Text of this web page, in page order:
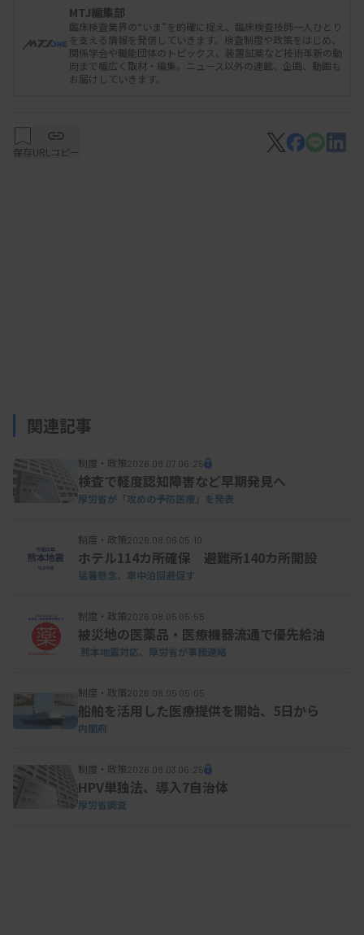
▽2月15日（木）午後6～7時（日本医師会との共
同開催）▽2月16日（金）午後5時～6時10分（四病
の共同開催）▽2月16日（金）午後6時40分～7時40
分（日本薬剤師会との共同開催）▽2月22日（木）
MTJ編集部
臨床検査業界の“いま”を的確に捉え、臨床検査技師一人ひとり
を支える情報を発信していきます。検査制度や政策をはじめ、
関係学会や職能団体のトピックス、装置試薬など技術革新の動
向まで幅広く取材・編集。ニュース以外の連載、企画、動画も
お届けしていきます。
保存URLコピー
関連記事
制度・政策2026.08.07 06:25
検査で軽度認知障害など早期発見へ
厚労省が「攻めの予防医療」を発表
制度・政策2026.08.06 05:10
ホテル114カ所確保 避難所140カ所開設
猛暑懸念、車中泊回避促す
制度・政策2026.08.05 05:55
被災地の医薬品・医療機器流通で優先給油
熊本地震対応、厚労省が事務連絡
制度・政策2026.08.05 05:05
船舶を活用した医療提供を開始、5日から
内閣府
制度・政策2026.08.03 06:25
HPV単独法、導入7自治体
厚労省調査